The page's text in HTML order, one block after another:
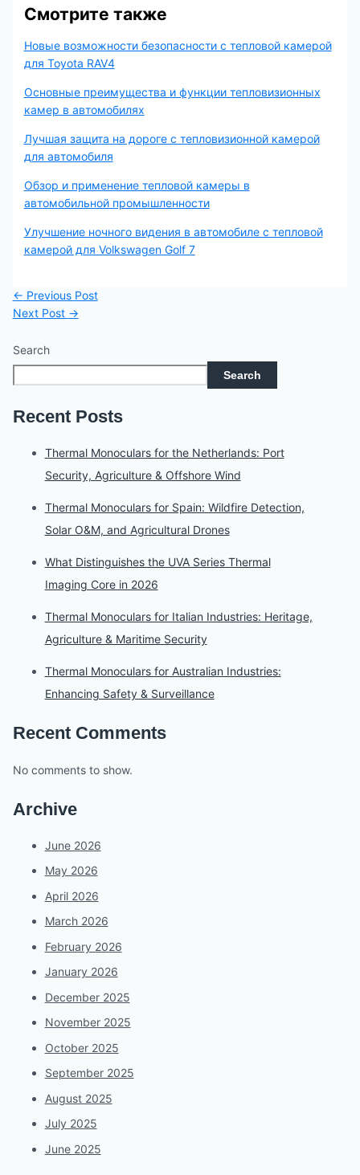
Смотрите также
Новые возможности безопасности с тепловой камерой
для Toyota RAV4
Основные преимущества и функции тепловизионных
камер в автомобилях
Лучшая защита на дороге с тепловизионной камерой
для автомобиля
Обзор и применение тепловой камеры в
автомобильной промышленности
Улучшение ночного видения в автомобиле с тепловой
камерой для Volkswagen Golf 7
← Previous Post
Next Post →
Search
Search
Recent Posts
Thermal Monoculars for the Netherlands: Port
Security, Agriculture & Offshore Wind
Thermal Monoculars for Spain: Wildfire Detection,
Solar O&M, and Agricultural Drones
What Distinguishes the UVA Series Thermal
Imaging Core in 2026
Thermal Monoculars for Italian Industries: Heritage,
Agriculture & Maritime Security
Thermal Monoculars for Australian Industries:
Enhancing Safety & Surveillance
Recent Comments
No comments to show.
Archive
June 2026
May 2026
April 2026
March 2026
February 2026
January 2026
December 2025
November 2025
October 2025
September 2025
August 2025
July 2025
June 2025